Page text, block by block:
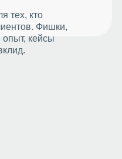
тех, кто
Фишки,
опыт, кейсы